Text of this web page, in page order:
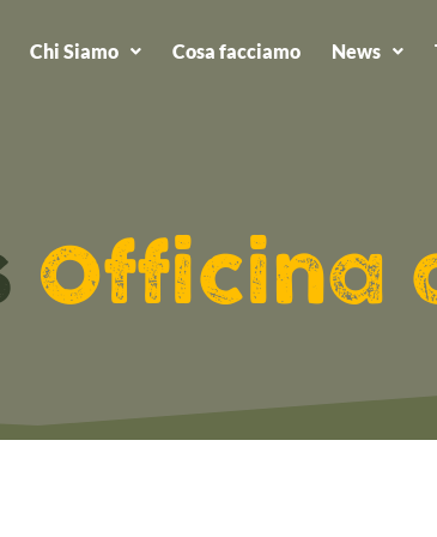
Chi Siamo Cosa facciamo News
Officina